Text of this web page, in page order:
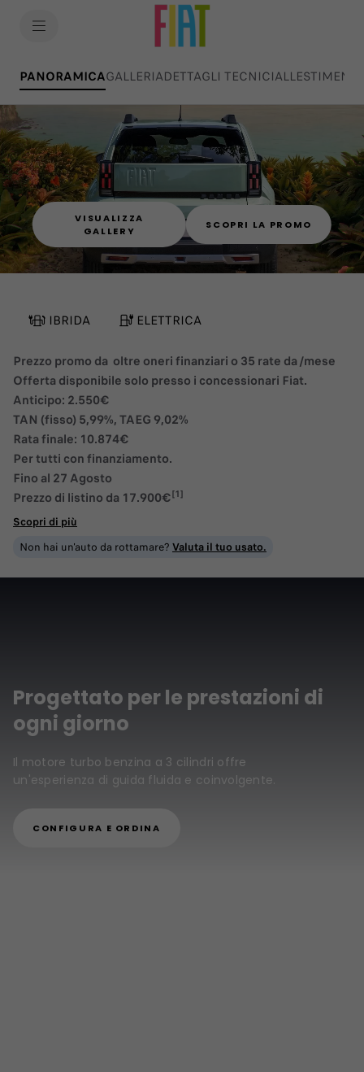
PANORAMICA(active )
GALLERIADETTAGLI TECNICIALLESTIMENTI
VISUALIZZA
GALLERY
SCOPRI LA PROMO
IBRIDA ELETTRICA
Prezzo promo da oltre oneri finanziari o 35 rate da/mese
Offerta disponibile solo presso i concessionari Fiat.
Anticipo: 2.550€
TAN (fisso) 5,99%, TAEG 9,02%
Rata finale: 10.874€
Per tutti con finanziamento.
Fino al 27 Agosto
Prezzo di listino da 17.900€[1]
Scopri di più
Non hai un'auto da rottamare? Valuta il tuo usato.
Progettato per le prestazioni di
ogni giorno
Il motore turbo benzina a 3 cilindri offre
un'esperienza di guida fluida e coinvolgente.
CONFIGURA E ORDINA